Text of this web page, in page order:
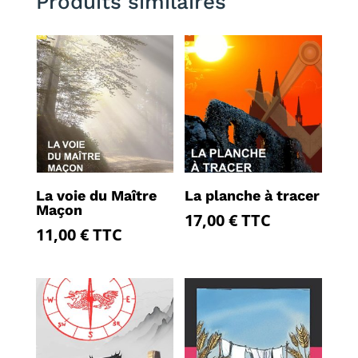
La voie du Maître
Maçon
11,00€TTC
La planche à tracer
17,00€TTC